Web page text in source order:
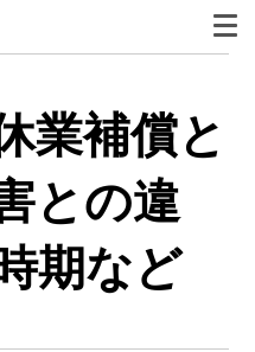
業補償と
との違
期など